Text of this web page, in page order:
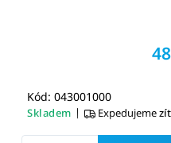
Kód: 043001000
Skladem | Expedujeme